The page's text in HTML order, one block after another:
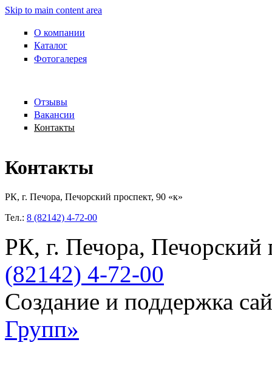
Skip to main content area
О компании
Каталог
Фотогалерея
Отзывы
Вакансии
Контакты
Контакты
РК, г. Печора, Печорский проспект, 90 «к»
Тел.: 8 (82142) 4-72-00
РК, г. Печора,
(82142) 4-72-00
Создание и поддержка
Групп»